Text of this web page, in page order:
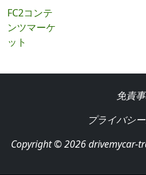
FC2コンテ
ンツマーケ
ット
免責
プライバシ
Copyright © 2026 drivemycar-